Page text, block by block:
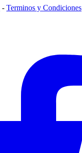
- Terminos y Condiciones